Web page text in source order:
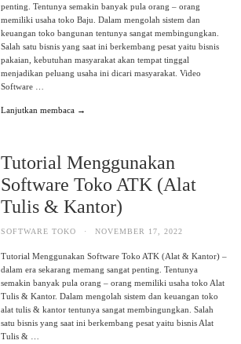
penting. Tentunya semakin banyak pula orang – orang
memiliki usaha toko Baju. Dalam mengolah sistem dan
keuangan toko bangunan tentunya sangat membingungkan.
Salah satu bisnis yang saat ini berkembang pesat yaitu bisnis
pakaian, kebutuhan masyarakat akan tempat tinggal
menjadikan peluang usaha ini dicari masyarakat. Video
Software …
Lanjutkan membaca →
Tutorial Menggunakan
Software Toko ATK (Alat
Tulis & Kantor)
SOFTWARE TOKO · NOVEMBER 17, 2022
Tutorial Menggunakan Software Toko ATK (Alat & Kantor) –
dalam era sekarang memang sangat penting. Tentunya
semakin banyak pula orang – orang memiliki usaha toko Alat
Tulis & Kantor. Dalam mengolah sistem dan keuangan toko
alat tulis & kantor tentunya sangat membingungkan. Salah
satu bisnis yang saat ini berkembang pesat yaitu bisnis Alat
Tulis & …